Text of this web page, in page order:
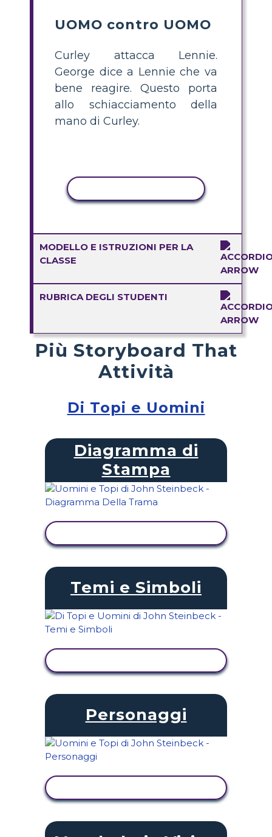
UOMO contro UOMO
Curley attacca Lennie.
George dice a Lennie che va
bene reagire. Questo porta
allo schiacciamento della
mano di Curley.
MODELLO E ISTRUZIONI PER LA
CLASSE
RUBRICA DEGLI STUDENTI
Più Storyboard That
Attività
Di Topi e Uomini
Diagramma di
Stampa
Temi e Simboli
Personaggi